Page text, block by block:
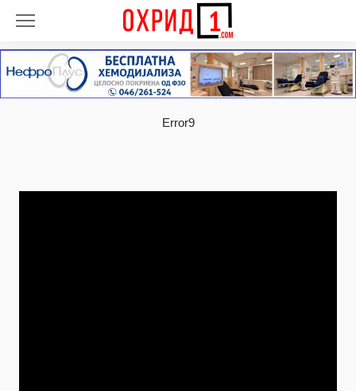
Error9